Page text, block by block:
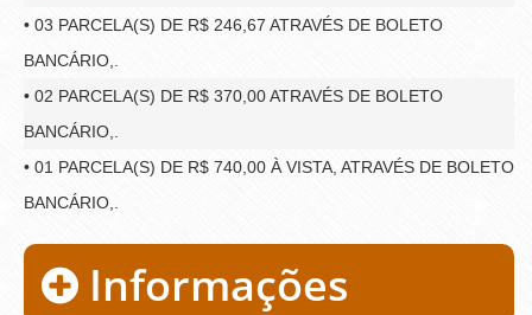
• 03 PARCELA(S) DE R$ 246,67 ATRAVÉS DE BOLETO
BANCÁRIO,.
• 02 PARCELA(S) DE R$ 370,00 ATRAVÉS DE BOLETO
BANCÁRIO,.
• 01 PARCELA(S) DE R$ 740,00 À VISTA, ATRAVÉS DE BOLETO
BANCÁRIO,.
Informações